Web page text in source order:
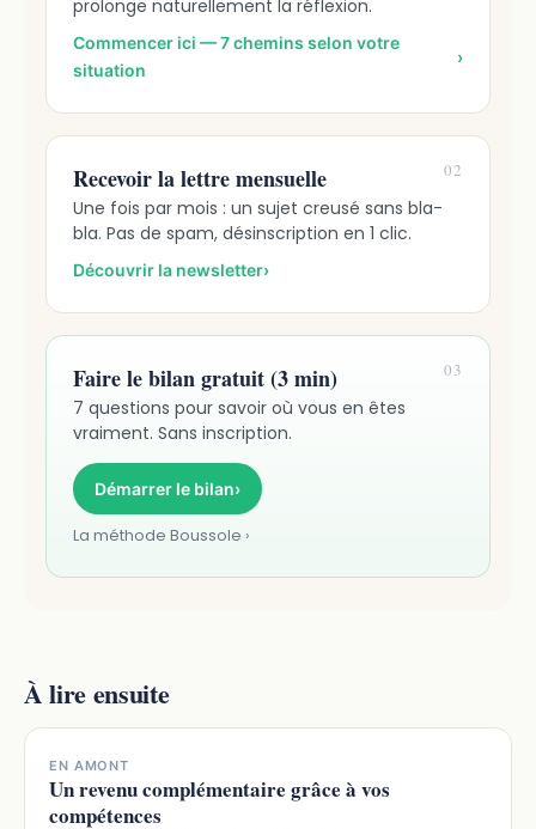
prolonge naturellement la réflexion.
Commencer ici — 7 chemins selon votre
situation
›
02
Recevoir la lettre mensuelle
Une fois par mois : un sujet creusé sans bla-
bla. Pas de spam, désinscription en 1 clic.
Découvrir la newsletter›
03
Faire le bilan gratuit (3 min)
7 questions pour savoir où vous en êtes
vraiment. Sans inscription.
Démarrer le bilan›
La méthode Boussole ›
À lire ensuite
EN AMONT
Un revenu complémentaire grâce à vos
compétences